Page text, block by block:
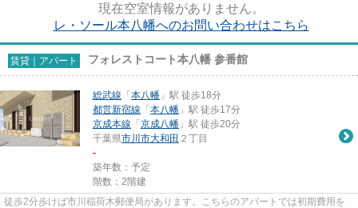
現在空室情報がありません。
レ・ソール本八幡へのお問い合わせはこちら
賃貸｜アパート フォレストコート本八幡 参番館
総武線 「 本八幡 」駅 徒歩18分
都営新宿線 「 本八幡 」駅 徒歩17分
京成本線 「 京成八幡 」駅 徒歩20分
千葉県市川市大和田 ２丁目
-
築年数：予定
階数：2階建
徒歩2分歩けば市川稲荷木郵便局があります。こちらのアパートでは初期費用を